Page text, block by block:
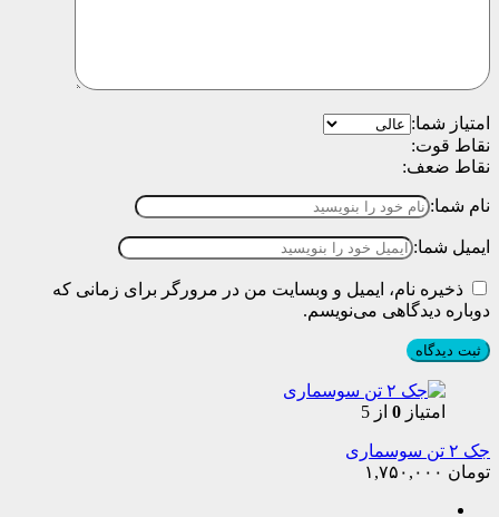
امتیاز شما:
نقاط قوت:
نقاط ضعف:
نام شما:
ایمیل شما:
ذخیره نام، ایمیل و وبسایت من در مرورگر برای زمانی که
دوباره دیدگاهی می‌نویسم.
امتیاز 0 از 5
جک ۲ تن سوسماری
تومان